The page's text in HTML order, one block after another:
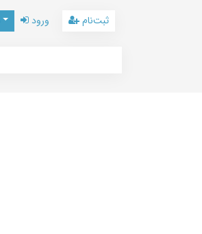
ورود ثبت‌نام